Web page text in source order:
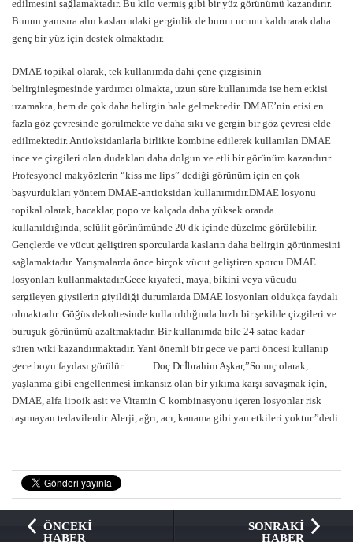
edilmesini sağlamaktadır. Bu kilo vermiş gibi bir yüz görünümü kazandırır.
Bunun yanısıra alın kaslarındaki gerginlik de burun ucunu kaldırarak daha
genç bir yüz için destek olmaktadır.
DMAE topikal olarak, tek kullanımda dahi çene çizgisinin
belirginleşmesinde yardımcı olmakta, uzun süre kullanımda ise hem etkisi
uzamakta, hem de çok daha belirgin hale gelmektedir. DMAE’nin etisi en
fazla göz çevresinde görülmekte ve daha sıkı ve gergin bir göz çevresi elde
edilmektedir. Antioksidanlarla birlikte kombine edilerek kullanılan DMAE
ince ve çizgileri olan dudakları daha dolgun ve etli bir görünüm kazandırır.
Profesyonel makyözlerin “kiss me lips” dediği görünüm için en çok
başvurdukları yöntem DMAE-antioksidan kullanımıdır.DMAE losyonu
topikal olarak, bacaklar, popo ve kalçada daha yüksek oranda
kullanıldığında, selülit görünümünde 20 dk içinde düzelme görülebilir.
Gençlerde ve vücut geliştiren sporcularda kasların daha belirgin görünmesini
sağlamaktadır. Yarışmalarda önce birçok vücut geliştiren sporcu DMAE
losyonları kullanmaktadır.Gece kıyafeti, maya, bikini veya vücudu
sergileyen giysilerin giyildiği durumlarda DMAE losyonları oldukça faydalı
olmaktadır. Göğüs dekoltesinde kullanıldığında hızlı bir şekilde çizgileri ve
buruşuk görünümü azaltmaktadır. Bir kullanımda bile 24 satae kadar
süren wtki kazandırmaktadır. Yani önemli bir gece ve parti öncesi kullanıp
gece boyu faydası görülür. Doç.Dr.İbrahim Aşkar,”Sonuç olarak,
yaşlanma gibi engellenmesi imkansız olan bir yıkıma karşı savaşmak için,
DMAE, alfa lipoik asit ve Vitamin C kombinasyonu içeren losyonlar risk
taşımayan tedavilerdir. Alerji, ağrı, acı, kanama gibi yan etkileri yoktur.”dedi.
ÖNCEKİ
HABER
SONRAKİ
HABER